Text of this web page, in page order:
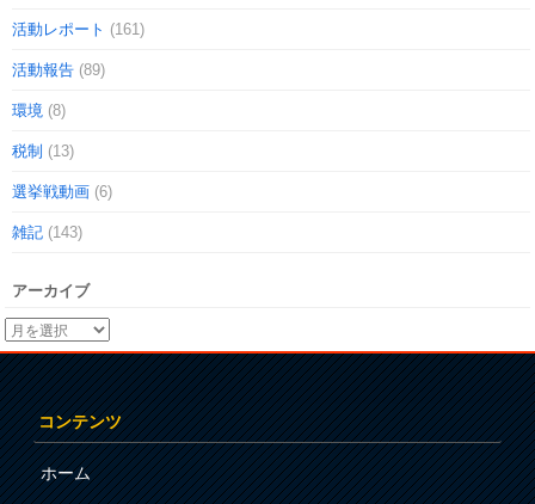
活動レポート (161)
活動報告 (89)
環境 (8)
税制 (13)
選挙戦動画 (6)
雑記 (143)
アーカイブ
コンテンツ
ホーム